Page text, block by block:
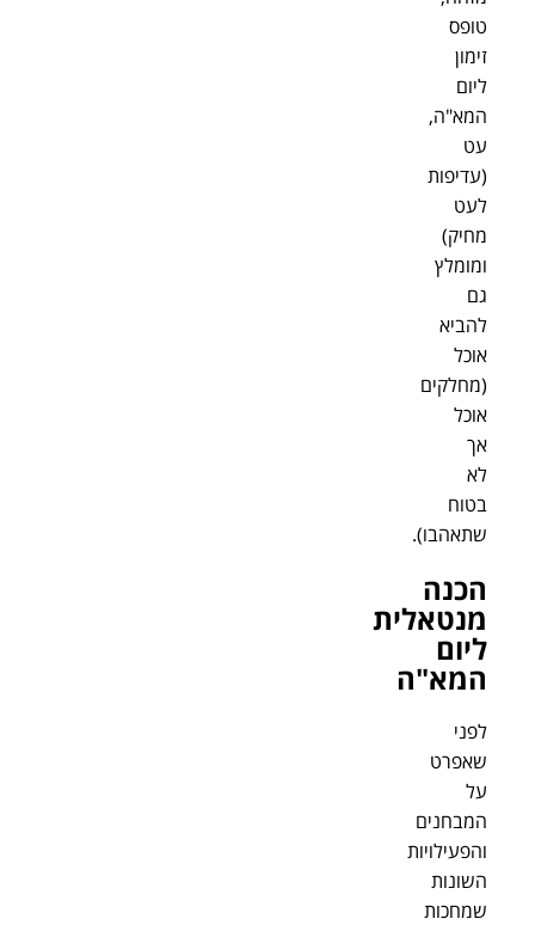
טופס
זימון
ליום
המא"ה,
עט
(עדיפות
לעט
מחיק)
ומומלץ
גם
להביא
אוכל
(מחלקים
אוכל
אך
לא
בטוח
שתאהבו).
הכנה
מנטאלית
ליום
המא"ה
לפני
שאפרט
על
המבחנים
והפעילויות
השונות
שמחכות